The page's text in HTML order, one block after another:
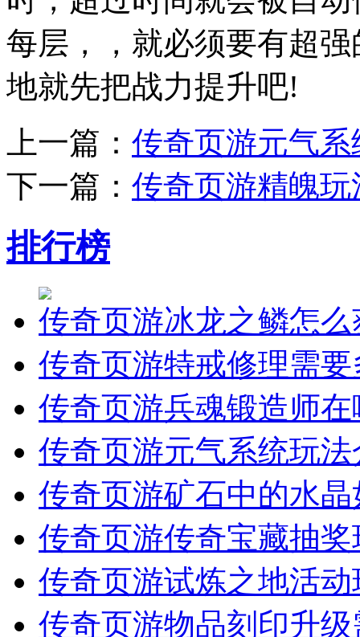
每层，，就必须要有超
地就先把战力提升吧!
上一篇： 传奇页游元气
下一篇： 传奇页游精魄玩
排行榜
传奇页游冰龙之鳞怎么
传奇页游特戒修理需
传奇页游兵魂锻造师在
传奇页游元气系统玩法
传奇页游矿石中的水
传奇页游传奇宝藏抽
传奇页游试炼之地活
传奇页游物品刻印升